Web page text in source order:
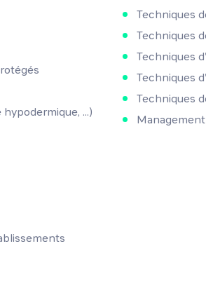
...)
Techniques
Techniques
Techniques
Techniques
Techniques
Management